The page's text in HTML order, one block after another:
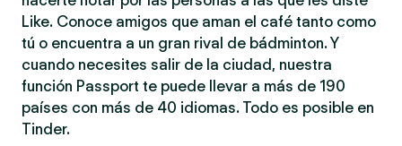
Like. Conoce amigos que aman el café tanto como
tú o encuentra a un gran rival de bádminton. Y
cuando necesites salir de la ciudad, nuestra
función Passport te puede llevar a más de 190
países con más de 40 idiomas. Todo es posible en
Tinder.